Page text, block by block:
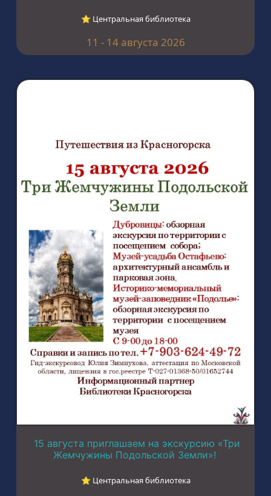
⭐︎ Центральная библиотека
11 - 14 августа 2026
15 августа приглашаем на экскурсию «Три
Жемчужины Подольской Земли»!
⭐︎ Центральная библиотека